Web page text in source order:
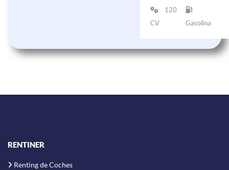
120
CV
Gasolina
RENTINER
Renting de Coches